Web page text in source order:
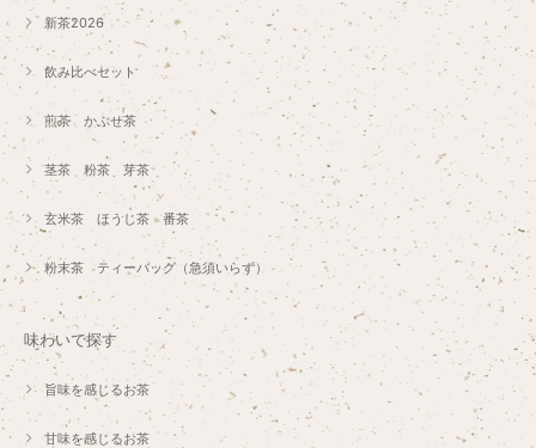
新茶2026
飲み比べセット
煎茶 かぶせ茶
茎茶 粉茶 芽茶
玄米茶 ほうじ茶 番茶
粉末茶 ティーバッグ（急須いらず）
味わいで探す
旨味を感じるお茶
甘味を感じるお茶